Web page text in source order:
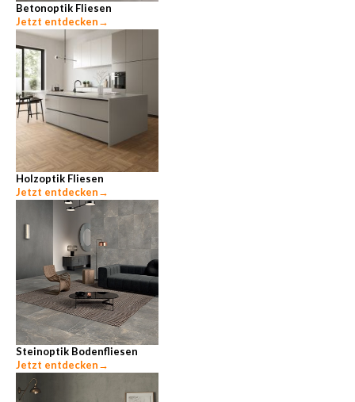
Betonoptik Fliesen
Jetzt entdecken→
Holzoptik Fliesen
Jetzt entdecken→
Steinoptik Bodenfliesen
Jetzt entdecken→